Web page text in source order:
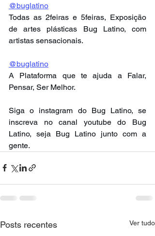
@buglatino
Todas as 2feiras e 5feiras, Exposição
de artes plásticas Bug Latino, com
artistas sensacionais.
@buglatino
A Plataforma que te ajuda a Falar,
Pensar, Ser Melhor.
Siga o instagram do Bug Latino, se
inscreva no canal youtube do Bug
Latino, seja Bug Latino junto com a
gente.
Posts recentes Ver tudo